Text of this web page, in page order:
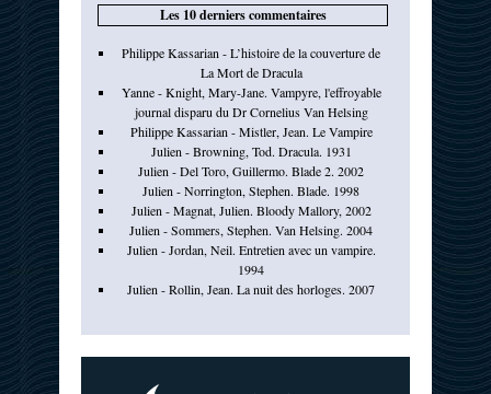
Les 10 derniers commentaires
Philippe Kassarian - L’histoire de la couverture de
La Mort de Dracula
Yanne - Knight, Mary-Jane. Vampyre, l'effroyable
journal disparu du Dr Cornelius Van Helsing
Philippe Kassarian - Mistler, Jean. Le Vampire
Julien - Browning, Tod. Dracula. 1931
Julien - Del Toro, Guillermo. Blade 2. 2002
Julien - Norrington, Stephen. Blade. 1998
Julien - Magnat, Julien. Bloody Mallory, 2002
Julien - Sommers, Stephen. Van Helsing. 2004
Julien - Jordan, Neil. Entretien avec un vampire.
1994
Julien - Rollin, Jean. La nuit des horloges. 2007